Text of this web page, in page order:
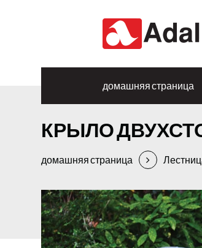
домашняя страница
КРЫЛО
домашняя страница